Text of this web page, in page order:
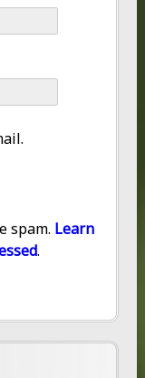
spam. Learn
.